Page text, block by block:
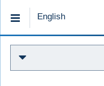
English